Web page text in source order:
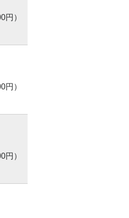
円）
円）
円）